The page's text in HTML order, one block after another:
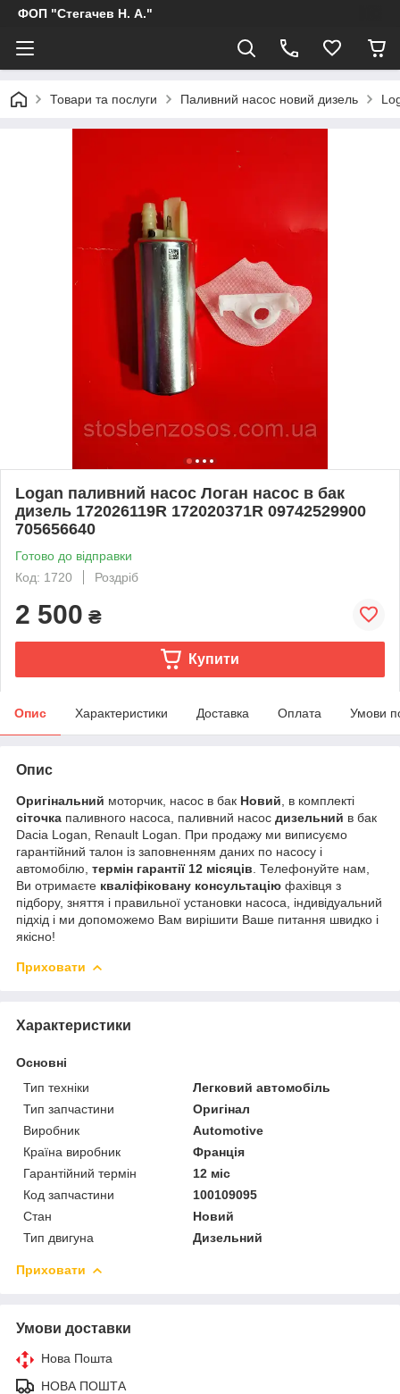
ФОП "Стегачев Н. А."
Товари та послуги Паливний насос новий дизель
Logan паливний насос Логан насос в бак
дизель 172026119R 172020371R 09742529900
705656640
Готово до відправки
Код: 1720
Роздріб
2 500 ₴
Купити
Опис Характеристики Доставка Оплата Умови
Опис
Оригінальний моторчик, насос в бак Новий , в комплекті
сіточка паливного насоса, паливний насос дизельний в бак
Dacia Logan, Renault Logan. При продажу ми виписуємо
гарантійний талон із заповненням даних по насосу і
автомобілю, термін гарантії 12 місяців . Телефонуйте нам,
Ви отримаєте кваліфіковану консультацію фахівця з
підбору, зняття і правильної установки насоса, індивідуальний
підхід і ми допоможемо Вам вирішити Ваше питання швидко і
якісно!
Приховати
Характеристики
Основні
Тип техніки
Легковий автомобіль
Тип запчастини
Оригінал
Виробник
Automotive
Країна виробник
Франція
Гарантійний термін
12 міс
Код запчастини
100109095
Стан
Новий
Тип двигуна
Дизельний
Приховати
Умови доставки
Нова Пошта
НОВА ПОШТА